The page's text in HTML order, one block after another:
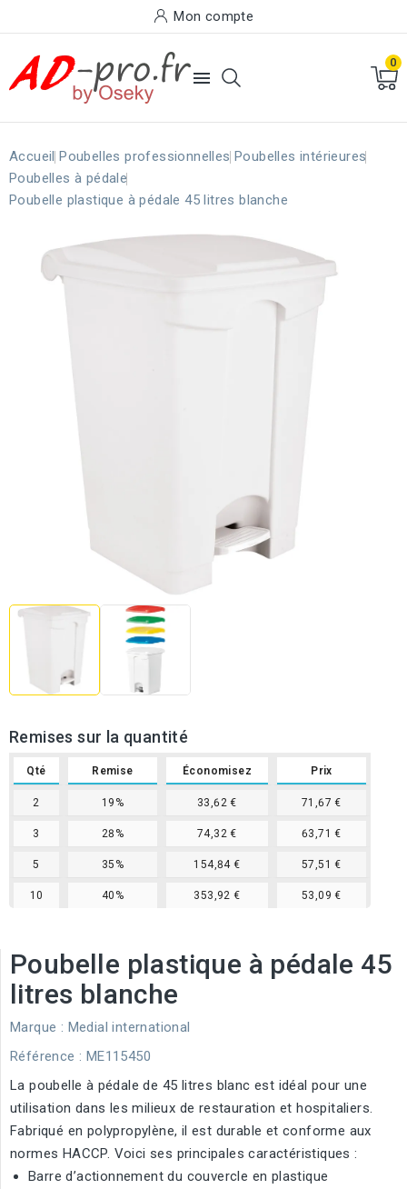
Mon compte

0
Accueil Poubelles professionnelles Poubelles intérieures
Poubelles à pédale
Poubelle plastique à pédale 45 litres blanche
Remises sur la quantité
Qté Remise Économisez Prix
2 19% 33,62 € 71,67 €
3 28% 74,32 € 63,71 €
5 35% 154,84 € 57,51 €
10 40% 353,92 € 53,09 €
Poubelle plastique à pédale 45
litres blanche
Marque : Medial international
Référence : ME115450
La poubelle à pédale de 45 litres blanc est idéal pour une
utilisation dans les milieux de restauration et hospitaliers.
Fabriqué en polypropylène, il est durable et conforme aux
normes HACCP. Voici ses principales caractéristiques :
Barre d’actionnement du couvercle en plastique